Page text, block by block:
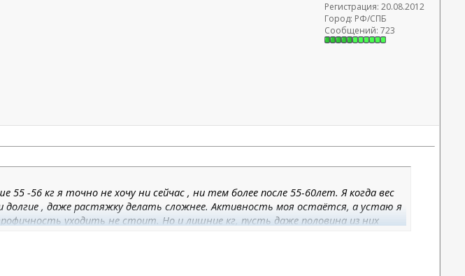
Регистрация: 20.08.2012
Город: РФ/СПБ
Сообщений: 723
-56 кг я точно не хочу ни сейчас , ни тем более после 55-60лет. Я когда вес
, даже растяжку делать сложнее. Активность моя остаётся, а устаю я
уходить не стоит. Но и лишние кг, пусть даже половина из них